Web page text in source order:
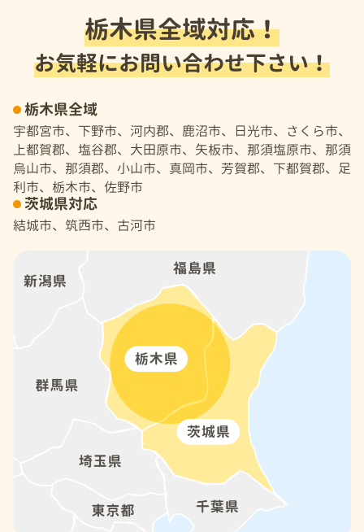
栃木県全域対応！
お気軽にお問い合わせ下さい！
栃木県全域
宇都宮市、下野市、河内郡、鹿沼市、日光市、さくら市、
上都賀郡、塩谷郡、大田原市、矢板市、那須塩原市、那須
烏山市、那須郡、小山市、真岡市、芳賀郡、下都賀郡、足
利市、栃木市、佐野市
茨城県対応
結城市、筑西市、古河市